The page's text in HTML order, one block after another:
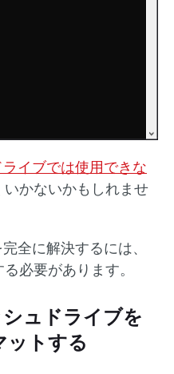
ライブでは使用できな
かないかもしれませ
全に解決するには、
必要があります。
ュドライブを
ットする